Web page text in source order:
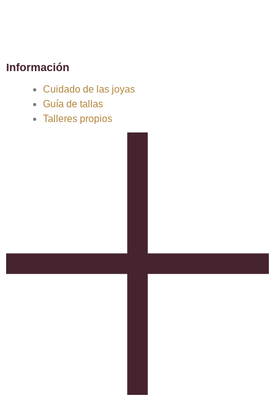
Información
Cuidado de las joyas
Guía de tallas
Talleres propios